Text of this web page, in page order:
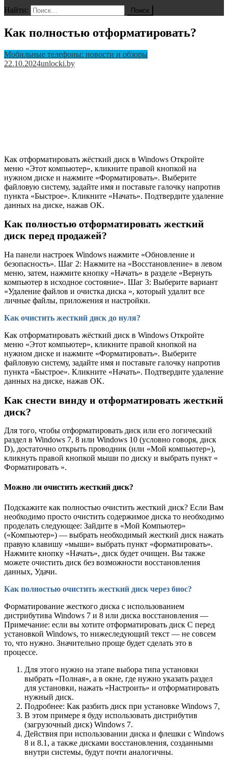
Найти:
Как полностью отформатировать?
Мобильные телефоны: новости и обзоры
22.10.2024unlocki.by
Как отформатировать жёсткий диск в Windows Откройте
меню «Этот компьютер», кликните правой кнопкой на
нужном диске и нажмите «Форматировать». Выберите
файловую систему, задайте имя и поставьте галочку напротив
пункта «Быстрое». Кликните «Начать». Подтвердите удаление
данных на диске, нажав OK.
Как полностью отформатировать жесткий
диск перед продажей?
На панели настроек Windows нажмите «Обновление и
безопасность». Шаг 2: Нажмите на «Восстановление» в левом
меню, затем, нажмите кнопку «Начать» в разделе «Вернуть
компьютер в исходное состояние». Шаг 3: Выберите вариант
«Удаление файлов и очистка диска », который удалит все
личные файлы, приложения и настройки.
Как очистить жесткий диск до нуля?
Как отформатировать жёсткий диск в Windows Откройте
меню «Этот компьютер», кликните правой кнопкой на
нужном диске и нажмите «Форматировать». Выберите
файловую систему, задайте имя и поставьте галочку напротив
пункта «Быстрое». Кликните «Начать». Подтвердите удаление
данных на диске, нажав OK.
Как снести винду и отформатировать жесткий
диск?
Для того, чтобы отформатировать диск или его логический
раздел в Windows 7, 8 или Windows 10 (условно говоря, диск
D), достаточно открыть проводник (или «Мой компьютер»),
кликнуть правой кнопкой мыши по диску и выбрать пункт «
Форматировать ».
Можно ли очистить жесткий диск?
Подскажите как полностью очистить жесткий диск? Если Вам
необходимо просто очистить содержимое диска то необходимо
проделать следующее: Зайдите в «Мой Компьютер»
(«Компьютер») — выбрать необходимый жесткий диск нажать
правую клавишу «мыши» выбрать пункт «форматировать».
Нажмите кнопку «Начать», диск будет очищен. Вы также
можете очистить диск без возможности восстановления
данных, Удачи.
Как полностью очистить жесткий диск через биос?
Форматирование жесткого диска с использованием
дистрибутива Windows 7 и 8 или диска восстановления —
Примечание: если вы хотите отформатировать диск C перед
установкой Windows, то нижеследующий текст — не совсем
то, что нужно. Значительно проще будет сделать это в
процессе.
Для этого нужно на этапе выбора типа установки
выбрать «Полная», а в окне, где нужно указать раздел
для установки, нажать «Настроить» и отформатировать
нужный диск.
Подробнее: Как разбить диск при установке Windows 7,
В этом примере я буду использовать дистрибутив
(загрузочный диск) Windows 7.
Действия при использовании диска и флешки с Windows
8 и 8.1, а также дисками восстановления, созданными
внутри системы, будут почти аналогичны.